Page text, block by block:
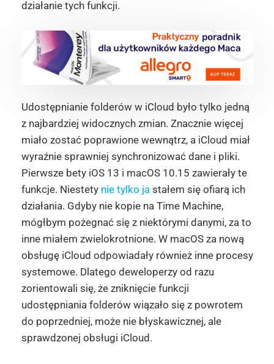
działanie tych funkcji.
Udostępnianie folderów w iCloud było tylko jedną
z najbardziej widocznych zmian. Znacznie więcej
miało zostać poprawione wewnątrz, a iCloud miał
wyraźnie sprawniej synchronizować dane i pliki.
Pierwsze bety iOS 13 i macOS 10.15 zawierały te
funkcje. Niestety nie tylko ja stałem się ofiarą ich
działania. Gdyby nie kopie na Time Machine,
mógłbym pożegnać się z niektórymi danymi, za to
inne miałem zwielokrotnione. W macOS za nową
obsługę iCloud odpowiadały również inne procesy
systemowe. Dlatego deweloperzy od razu
zorientowali się, że zniknięcie funkcji
udostępniania folderów wiązało się z powrotem
do poprzedniej, może nie błyskawicznej, ale
sprawdzonej obsługi iCloud.